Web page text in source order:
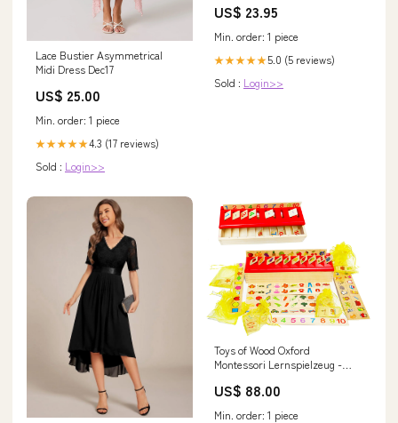
Lace Bustier Asymmetrical
Midi Dress Dec17
US$ 25.00
Min. order: 1 piece
★★★★★4.3 (17 reviews)
Sold : Login>>
grandson gifts
US$ 23.95
Min. order: 1 piece
★★★★★5.0 (5 reviews)
Sold : Login>>
Toys of Wood Oxford
Montessori Lernspielzeug -
Lernen - 8 Objektkategorie ts
US$ 88.00
Min. order: 1 piece